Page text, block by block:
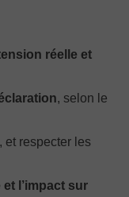
réelle et
, selon le
, et respecter les
l’impact sur